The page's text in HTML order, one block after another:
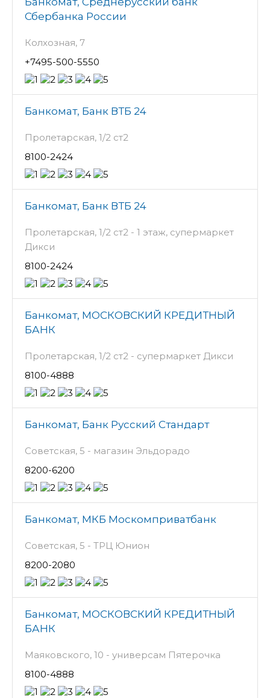
Сбербанка России
Колхозная, 7
+7495-500-5550
Банкомат, Банк ВТБ 24
Пролетарская, 1/2 ст2
8100-2424
Банкомат, Банк ВТБ 24
Пролетарская, 1/2 ст2 - 1 этаж, супермаркет
Дикси
8100-2424
Банкомат, МОСКОВСКИЙ КРЕДИТНЫЙ
БАНК
Пролетарская, 1/2 ст2 - супермаркет Дикси
8100-4888
Банкомат, Банк Русский Стандарт
Советская, 5 - магазин Эльдорадо
8200-6200
Банкомат, МКБ Москомприватбанк
Советская, 5 - ТРЦ Юнион
8200-2080
Банкомат, МОСКОВСКИЙ КРЕДИТНЫЙ
БАНК
Маяковского, 10 - универсам Пятерочка
8100-4888